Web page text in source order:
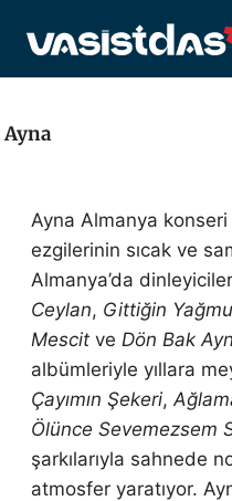
atla
Ayna
Ayna Almanya
ezgilerinin sıcak ve
Almanya’da
Ceylan, Gittiğin
Mescit ve Dön Bak
albümleriyle yıllara
Çayımın Şekeri,
Ölünce Sevemezsem
şarkılarıyla sahnede
atmosfer yaratıyor.